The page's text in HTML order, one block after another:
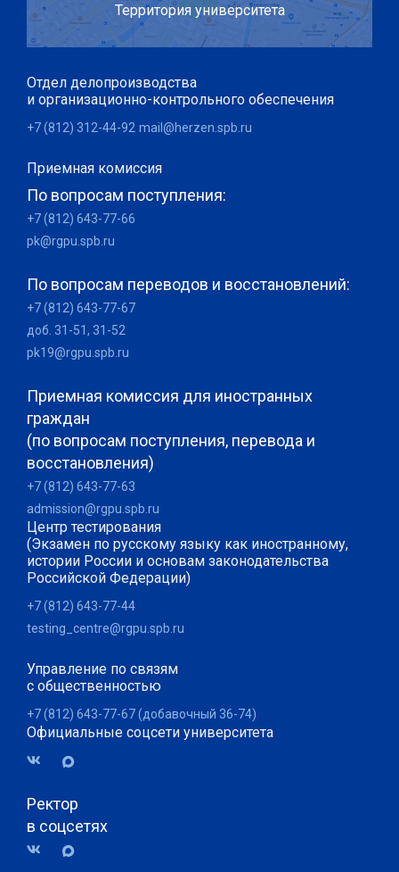
Территория университета
Отдел делопроизводства
и организационно-контрольного обеспечения
+7 (812) 312-44-92 mail@herzen.spb.ru
Приемная комиссия
По вопросам поступления:
+7 (812) 643-77-66
pk@rgpu.spb.ru
По вопросам переводов и восстановлений:
+7 (812) 643-77-67
доб. 31-51, 31-52
pk19@rgpu.spb.ru
Приемная комиссия для иностранных
граждан
(по вопросам поступления, перевода и
восстановления)
+7 (812) 643-77-63
admission@rgpu.spb.ru
Центр тестирования
(Экзамен по русскому языку как иностранному,
истории России и основам законодательства
Российской Федерации)
+7 (812) 643-77-44
testing_centre@rgpu.spb.ru
Управление по связям
с общественностью
+7 (812) 643-77-67 (добавочный 36-74)
Официальные соцсети университета
Ректор
в соцсетях